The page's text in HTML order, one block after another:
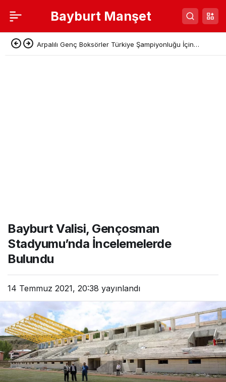
Bayburt Manşet
Arpalılı Genç Boksörler Türkiye Şampiyonluğu İçin
Bayburt Valisi, Gençosman
Stadyumu’nda İncelemelerde
Bulundu
14 Temmuz 2021, 20:38 yayınlandı